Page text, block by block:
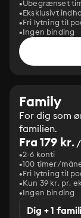
Ubegrænset
Eksklusivt
Fri lytning til
Ingen binding
Family
For dig som
familien.
Fra 179 kr./
2-6 konti
100 timer/
Fri lytning til
Kun 39 kr. pr.
Ingen binding
Dig + 1